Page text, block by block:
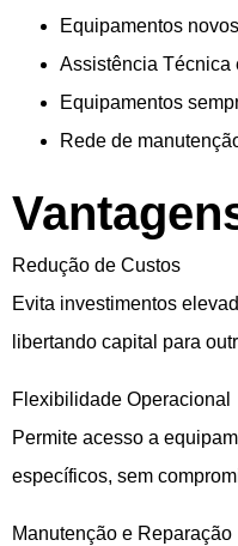
Equipamentos
Assistência Técnica
Equipamentos
Rede de
Redução de Custos
Evita investimentos
libertando capital para
Flexibilidade Operacional
Permite acesso a
específicos, sem
Manutenção e Reparação